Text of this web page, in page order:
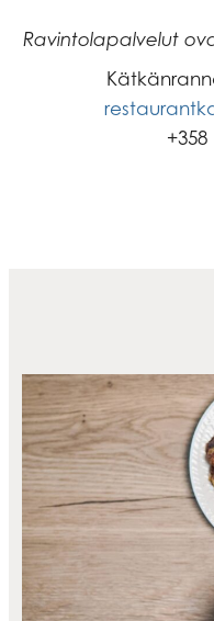
Ravintolapalvelut
+358